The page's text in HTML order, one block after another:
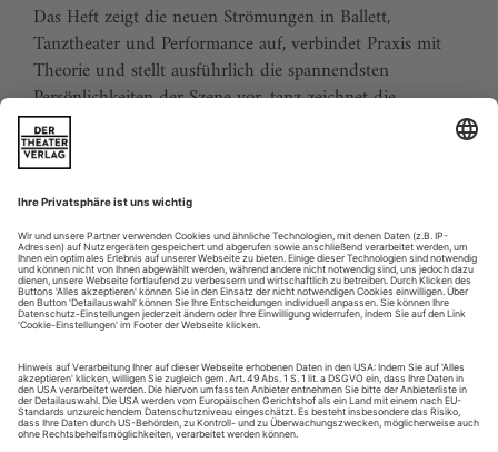
Das Heft zeigt die neuen Strömungen in Ballett,
Tanztheater und Performance auf, verbindet Praxis mit
Theorie und stellt ausführlich die spannendsten
Persönlichkeiten der Szene vor. tanz zeichnet die
Traditionen der Tanzgeschichte nach und stellt
zukunftsweisende Ideen vor. Der Kalender ermöglicht
Tanzliebhabern ihre Reiseplanung in Europa. Eine
aktuelle Liste von Auditions und Workshops sowie der
Schulindex sind unverzichtbar für Profis und das
tanzbegeisterte Publikum.
tanz erscheint zwölf mal im Jahr incl. Doppelheft und
Jahrbuch. Sie erhalten Zugang zum Online-Archiv von
tanz und können sowohl das aktuelle ePaper als auch das
ePaper-Archiv über Ihren Account auf www.der-
theaterverlag.de einsehen. Das Abonnement hat eine
Laufzeit von einem Monat und verlängert sich jeweils um
einen weiteren Monat, sofern es nicht vom Kunden auf